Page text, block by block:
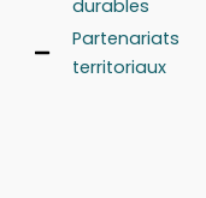
durables
Partenariats
territoriaux